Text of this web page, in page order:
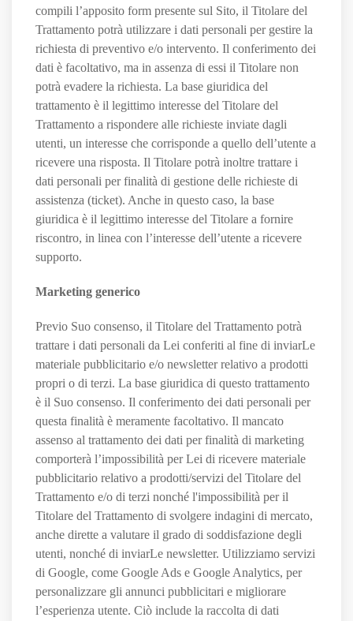
compili l’apposito form presente sul Sito, il Titolare del
Trattamento potrà utilizzare i dati personali per gestire la
richiesta di preventivo e/o intervento. Il conferimento dei
dati è facoltativo, ma in assenza di essi il Titolare non
potrà evadere la richiesta. La base giuridica del
trattamento è il legittimo interesse del Titolare del
Trattamento a rispondere alle richieste inviate dagli
utenti, un interesse che corrisponde a quello dell’utente a
ricevere una risposta. Il Titolare potrà inoltre trattare i
dati personali per finalità di gestione delle richieste di
assistenza (ticket). Anche in questo caso, la base
giuridica è il legittimo interesse del Titolare a fornire
riscontro, in linea con l’interesse dell’utente a ricevere
supporto.
Marketing generico
Previo Suo consenso, il Titolare del Trattamento potrà
trattare i dati personali da Lei conferiti al fine di inviarLe
materiale pubblicitario e/o newsletter relativo a prodotti
propri o di terzi. La base giuridica di questo trattamento
è il Suo consenso. Il conferimento dei dati personali per
questa finalità è meramente facoltativo. Il mancato
assenso al trattamento dei dati per finalità di marketing
comporterà l’impossibilità per Lei di ricevere materiale
pubblicitario relativo a prodotti/servizi del Titolare del
Trattamento e/o di terzi nonché l'impossibilità per il
Titolare del Trattamento di svolgere indagini di mercato,
anche dirette a valutare il grado di soddisfazione degli
utenti, nonché di inviarLe newsletter. Utilizziamo servizi
di Google, come Google Ads e Google Analytics, per
personalizzare gli annunci pubblicitari e migliorare
l’esperienza utente. Ciò include la raccolta di dati